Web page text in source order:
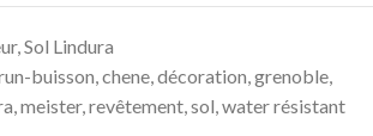
,Sol Lindura
buisson,chene,décoration,grenoble,
,meister,revêtement,sol,water résistant